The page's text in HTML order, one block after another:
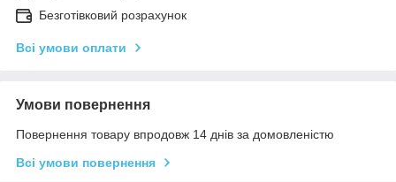
Безготівковий розрахунок
Всі умови оплати
Умови повернення
Повернення товару впродовж 14 днів за домовленістю
Всі умови повернення